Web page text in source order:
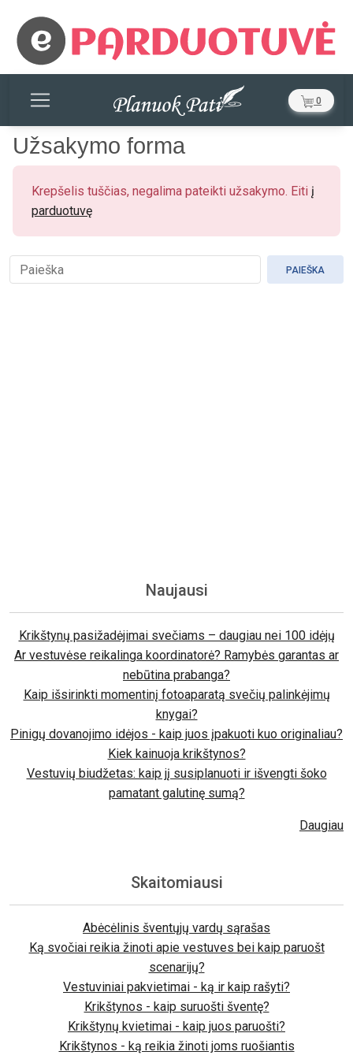
0
Užsakymo forma
Krepšelis tuščias, negalima pateikti užsakymo. Eiti į
parduotuvę
PAIEŠKA
Naujausi
Krikštynų pasižadėjimai svečiams – daugiau nei 100 idėjų
Ar vestuvėse reikalinga koordinatorė? Ramybės garantas ar
nebūtina prabanga?
Kaip išsirinkti momentinį fotoaparatą svečių palinkėjimų
knygai?
Pinigų dovanojimo idėjos - kaip juos įpakuoti kuo originaliau?
Kiek kainuoja krikštynos?
Vestuvių biudžetas: kaip jį susiplanuoti ir išvengti šoko
pamatant galutinę sumą?
Daugiau
Skaitomiausi
Abėcėlinis šventųjų vardų sąrašas
Ką svočiai reikia žinoti apie vestuves bei kaip paruošt
scenarijų?
Vestuviniai pakvietimai - ką ir kaip rašyti?
Krikštynos - kaip suruošti šventę?
Krikštynų kvietimai - kaip juos paruošti?
Krikštynos - ką reikia žinoti joms ruošiantis